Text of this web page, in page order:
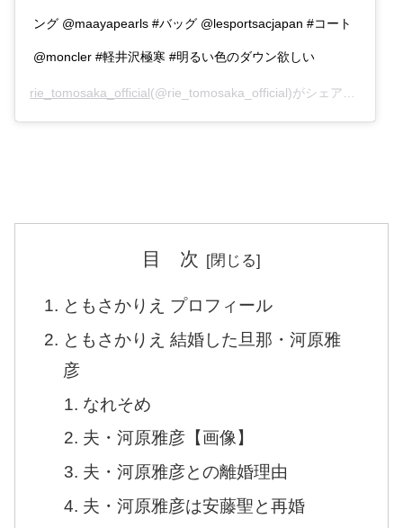
ング @maayapearls #バッグ @lesportsacjapan #コート
@moncler #軽井沢極寒 #明るい色のダウン欲しい
rie_tomosaka_official(@rie_tomosaka_official)がシェアした投稿 –
目 次
ともさかりえ プロフィール
ともさかりえ 結婚した旦那・河原雅
彦
なれそめ
夫・河原雅彦【画像】
夫・河原雅彦との離婚理由
夫・河原雅彦は安藤聖と再婚